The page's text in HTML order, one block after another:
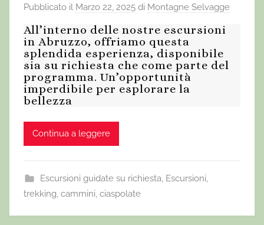
Pubblicato il Marzo 22, 2025 di Montagne Selvagge
All’interno delle nostre escursioni
in Abruzzo, offriamo questa
splendida esperienza, disponibile
sia su richiesta che come parte del
programma. Un’opportunità
imperdibile per esplorare la
bellezza
Continua a leggere
Escursioni guidate su richiesta Escursioni,
trekking, cammini, ciaspolate